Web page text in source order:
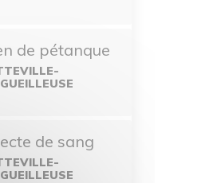
de pétanque
de sang